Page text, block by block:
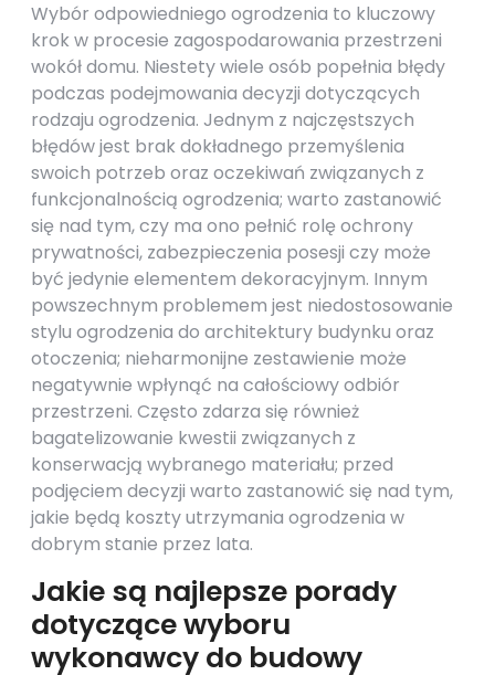
Wybór odpowiedniego ogrodzenia to kluczowy
krok w procesie zagospodarowania przestrzeni
wokół domu. Niestety wiele osób popełnia błędy
podczas podejmowania decyzji dotyczących
rodzaju ogrodzenia. Jednym z najczęstszych
błędów jest brak dokładnego przemyślenia
swoich potrzeb oraz oczekiwań związanych z
funkcjonalnością ogrodzenia; warto zastanowić
się nad tym, czy ma ono pełnić rolę ochrony
prywatności, zabezpieczenia posesji czy może
być jedynie elementem dekoracyjnym. Innym
powszechnym problemem jest niedostosowanie
stylu ogrodzenia do architektury budynku oraz
otoczenia; nieharmonijne zestawienie może
negatywnie wpłynąć na całościowy odbiór
przestrzeni. Często zdarza się również
bagatelizowanie kwestii związanych z
konserwacją wybranego materiału; przed
podjęciem decyzji warto zastanowić się nad tym,
jakie będą koszty utrzymania ogrodzenia w
dobrym stanie przez lata.
Jakie są najlepsze porady
dotyczące wyboru
wykonawcy do budowy